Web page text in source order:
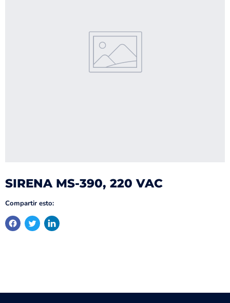
SIRENA MS-390, 220 VAC
Compartir esto: